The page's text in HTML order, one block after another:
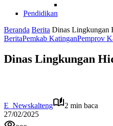
Pendidikan
Beranda Berita Dinas Lingkungan
BeritaPemkab KatinganPemprov
Dinas Lingkungan
E_Newskalteng
2 min baca
27/02/2025